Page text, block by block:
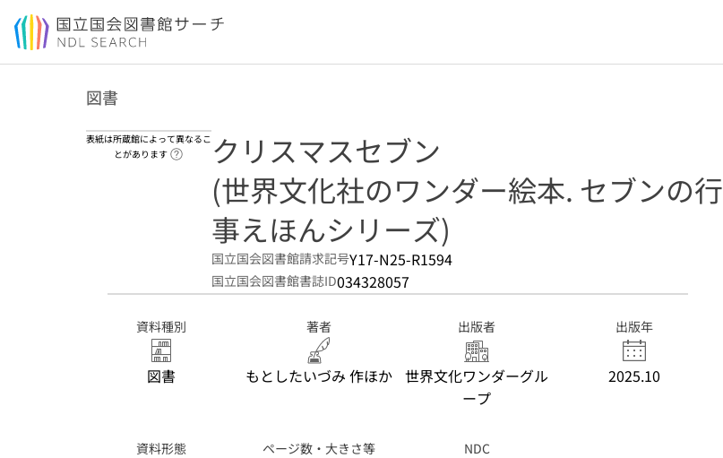
本文へ移動
図書
表紙は所蔵館によって異なるこ
とがあります
ヘルプページへのリンク
クリスマスセブン
(世界文化社のワンダー絵本. セブンの行
事えほんシリーズ)
国立国会図書館請求記号Y17-N25-R1594
国立国会図書館書誌ID034328057
資料種別
図書
著者
もとしたいづみ 作ほか
出版者
世界文化ワンダーグル
ープ
出版年
2025.10
資料形態 ページ数・大きさ等 NDC